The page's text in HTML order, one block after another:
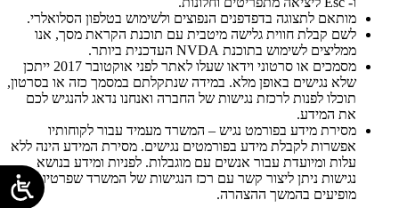
מותאם לתצוגה בדפדפנים הנפוצים ולשימוש בטלפון הסלואלרי.
לשם קבלת חווית גלישה מיטבית עם תוכנת הקראת מסך, אנו
ממליצים לשימוש בתוכנת NVDA העדכנית ביותר.
מסמכים או סרטוני וידאו שעלו לאתר לפני אוקטובר 2017 ייתכן
שלא נגישים באופן מלא. במידה שנתקלתם במסמך כזה או בסרטון,
תוכלו לפנות לרכזת נגישות של החברה ואנחנו נדאג להנגיש לכם
את המידע.
מסירת מידע בפורמט נגיש – המשרד מעמיד עבור לקוחותיו
אפשרות לקבלת מידע בפורמטים נגישים. מסירת המידע הינה ללא
עלות ומיועדת עבור אנשים עם מוגבלות. לפניות ומידע בנושא
נגישות ניתן ליצור קשר עם רכז הנגישות של המשרד שפרטיו
מופיעים בהמשך ההצהרה.